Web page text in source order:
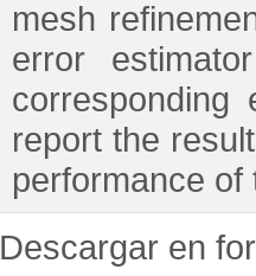
mesh
error
report the
performance
Descargar en